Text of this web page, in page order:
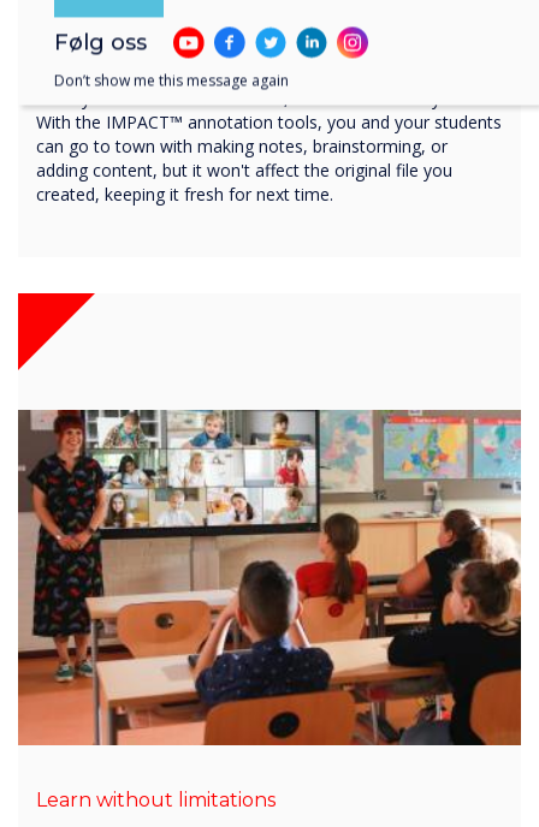
Re-use resources again and
again and again
Once you've created a resource, it's there for next year.
With the IMPACT™ annotation tools, you and your students
can go to town with making notes, brainstorming, or
adding content, but it won't affect the original file you
created, keeping it fresh for next time.
Learn without limitations
Følg oss
Don’t show me this message again